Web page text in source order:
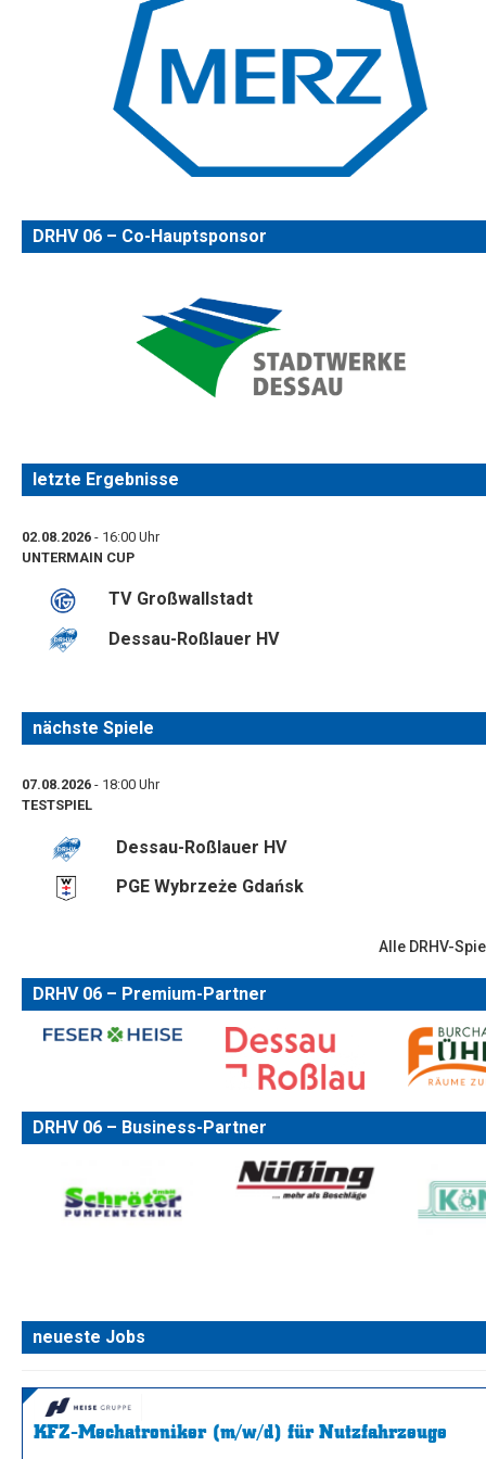
DRHV 06 – Co-Hauptsponsor
letzte Ergebnisse
02.08.2026 - 16:00 Uhr
UNTERMAIN CUP
TV Großwallstadt
Dessau-Roßlauer HV
nächste Spiele
07.08.2026 - 18:00 Uhr
TESTSPIEL
Dessau-Roßlauer HV
PGE Wybrzeże Gdańsk
Alle DRHV-
DRHV 06 – Premium-Partner
DRHV 06 – Business-Partner
neueste Jobs
KFZ-Mechatroniker (m/w/d) für Nutzfahrzeuge